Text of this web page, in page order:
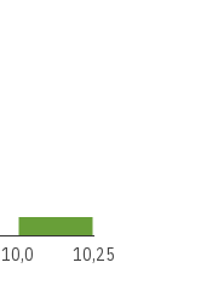
10,0 10,25